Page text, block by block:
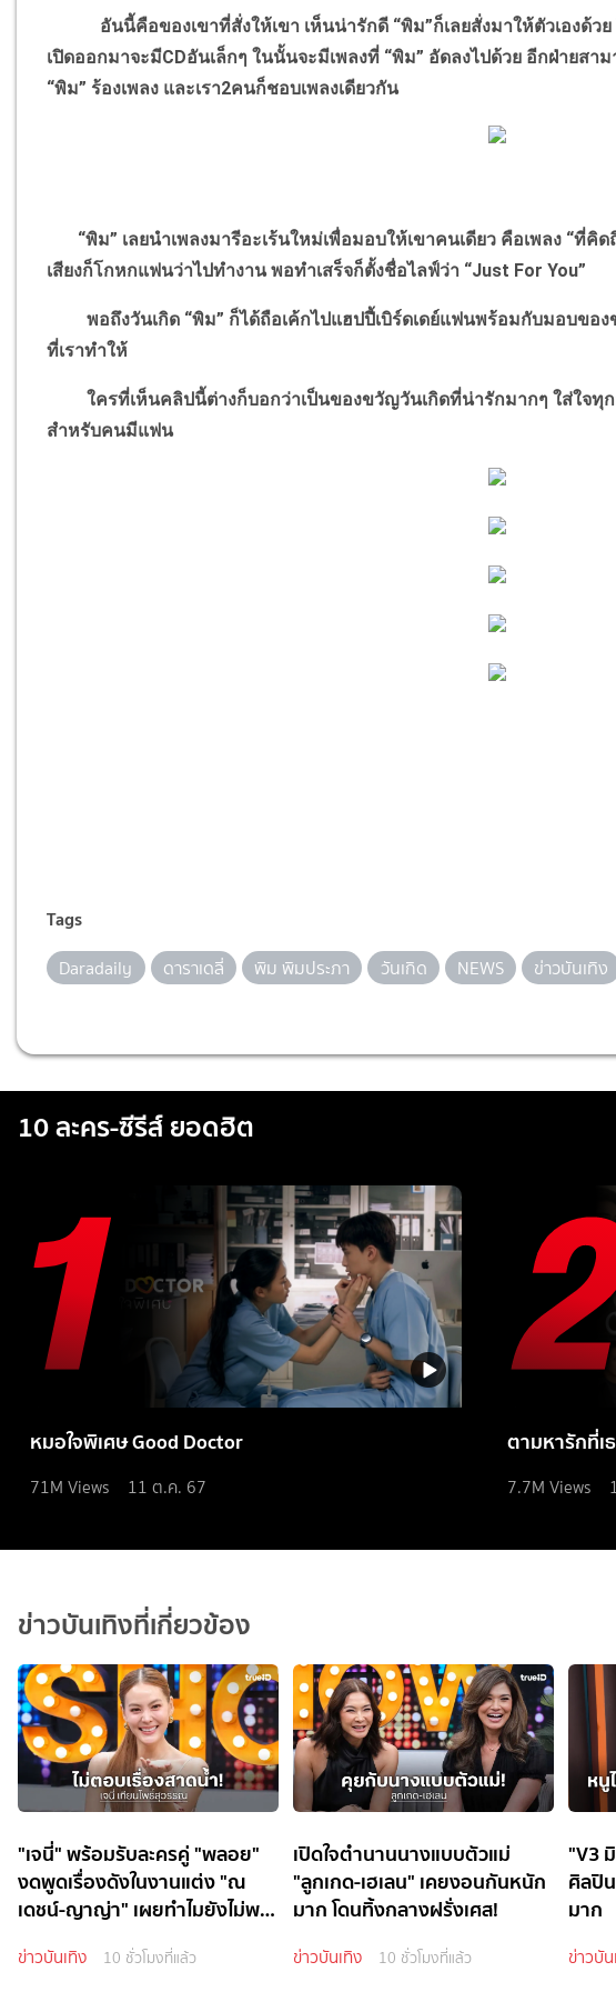
อันนี้คือของเขาที่สั่งให้เขา เห็นน่ารักดี “พิม”ก็เลยสั่งมาให้ตัวเองด้ว
เปิดออกมาจะมีCDอันเล็กๆ ในนั้นจะมีเพลงที่ “พิม” อัดลงไปด้วย อีกฝ่ายสา
“พิม” ร้องเพลง และเรา2คนก็ชอบเพลงเดียวกัน
“พิม” เลยนำเพลงมารีอะเร้นใหม่เพื่อมอบให้เขาคนเดียว คือเพลง “ที่คิด
เสียงก็โกหกแฟนว่าไปทำงาน พอทำเสร็จก็ตั้งชื่อไลฟ์ว่า “Just For You”
พอถึงวันเกิด “พิม” ก็ได้ถือเค้กไปแฮปปี้เบิร์ดเดย์แฟนพร้อมกับมอบของ
ที่เราทำให้
ใครที่เห็นคลิปนี้ต่างก็บอกว่าเป็นของขวัญวันเกิดที่น่ารักมากๆ ใส่ใจทุก
สำหรับคนมีแฟน
Tags
Daradaily ดาราเดลี่ พิม พิมประภา วันเกิด NEWS ข่าวบันเทิง
10 ละคร-ซีรีส์ ยอดฮิต
หมอใจพิเศษ Good Doctor
71M Views 11 ต.ค. 67
ตามหารักที่เ
7.7M Views
ข่าวบันเทิงที่เกี่ยวข้อง
"เจนี่" พร้อมรับละครคู่ "พลอย"
งดพูดเรื่องดังในงานแต่ง "ณ
เดชน์-ญาญ่า" เผยทำไมยังไม่พริ
ข่าวบันเทิง 10 ชั่วโมงที่แล้ว
เปิดใจตำนานนางแบบตัวแม่
"ลูกเกด-เฮเลน" เคยงอนกันหนัก
มาก โดนทิ้งกลางฝรั่งเศส!
ข่าวบันเทิง 10 ชั่วโมงที่แล้ว
"V3
ศิลปิ
มาก
ข่าวบั